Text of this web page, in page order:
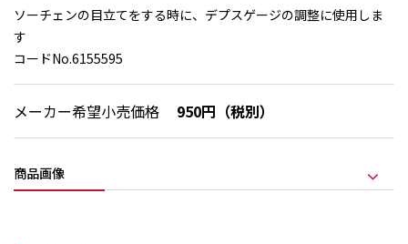
ソーチェンの目立てをする時に、デプスゲージの調整に使用しま
す
コードNo.6155595
メーカー希望小売価格 950円（税別）
商品画像